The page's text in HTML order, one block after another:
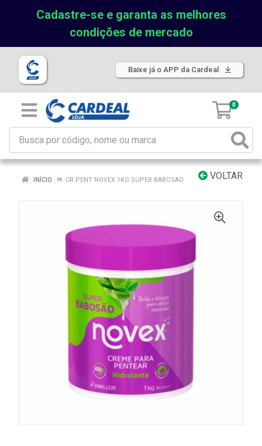
Cadastre-se e garanta as melhores
condições de mercado
Baixe já o APP da Cardeal
0
VOLTAR
INÍCIO CR PENT NOVEX 1KG SUPER BABOSAO